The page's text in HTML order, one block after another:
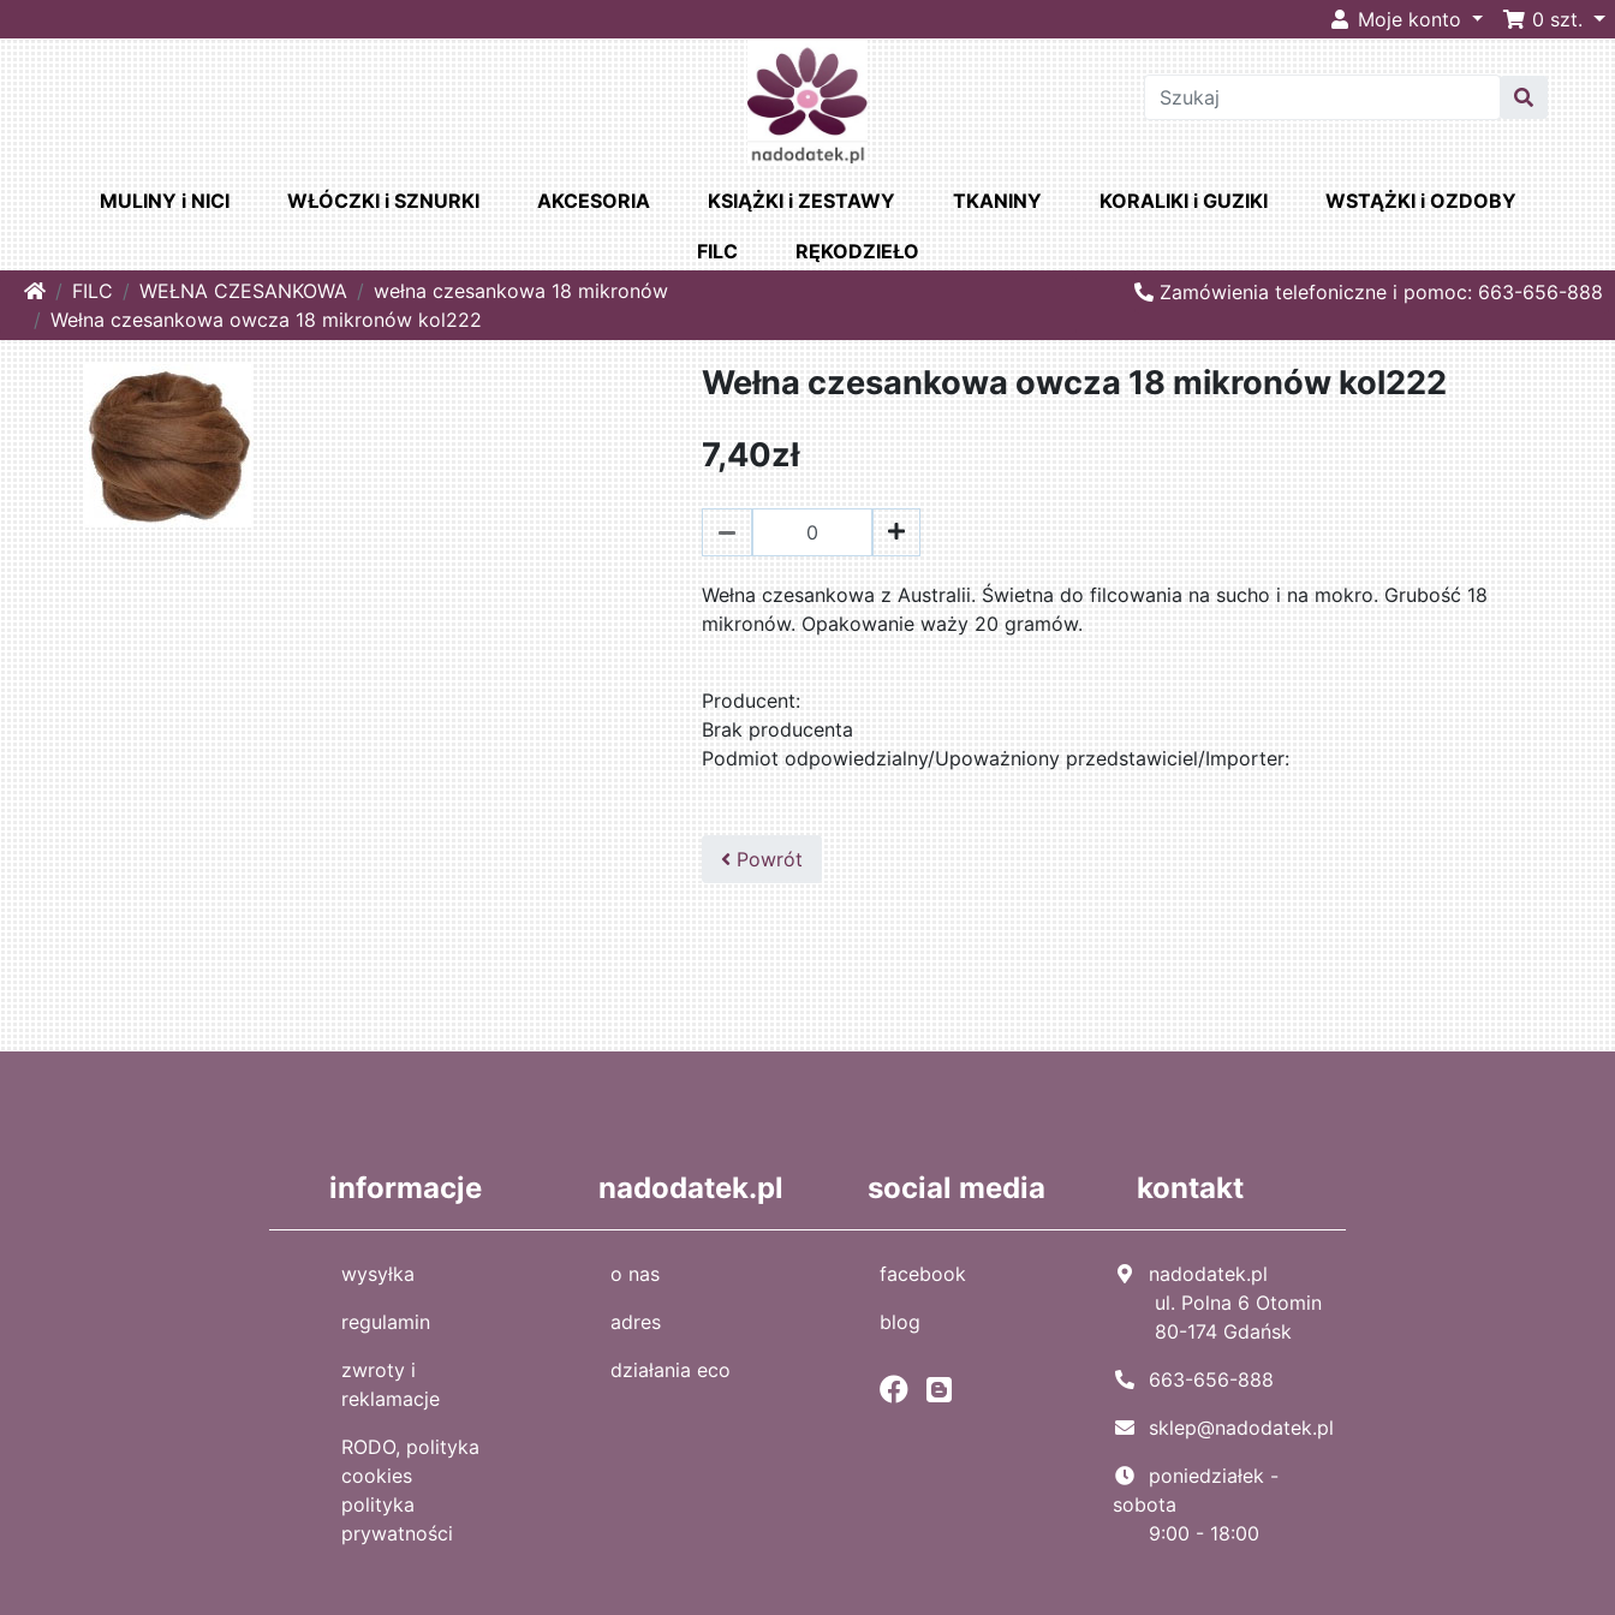
Moje konto 0 szt.
MULINY i NICI WŁÓCZKI i SZNURKI AKCESORIA KSIĄŻKI i ZESTAWY TKANINY KORALIKI i GUZIKI WSTĄŻKI i OZDOBY
FILC
RĘKODZIEŁO
Home
FILC WEŁNA CZESANKOWA
wełna czesankowa 18 mikronów
Wełna czesankowa owcza 18 mikronów kol222
Zamówienia telefoniczne i pomoc: 663-656-888
Wełna czesankowa owcza 18 mikronów kol222
7,40zł
Wełna czesankowa z Australii. Świetna do filcowania na sucho i na mokro. Grubość 18
mikronów. Opakowanie waży 20 gramów.
Producent:
Brak producenta
Podmiot odpowiedzialny/Upoważniony przedstawiciel/Importer:
Powrót
informacje
wysyłka
regulamin
zwroty i
reklamacje
RODO, polityka
cookies
polityka
prywatności
nadodatek.pl
o nas
adres
działania eco
social media
facebook
blog
kontakt
nadodatek.pl
ul. Polna 6 Otomin
80-174 Gdańsk
663-656-888
sklep@nadodatek.pl
poniedziałek -
sobota
9:00 - 18:00